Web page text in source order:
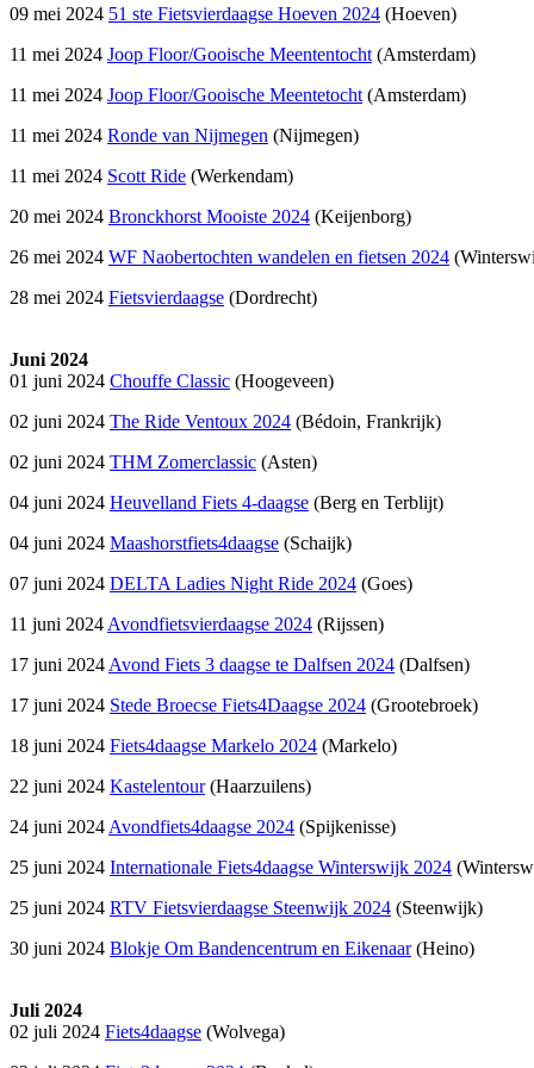
09 mei 2024 51 ste Fietsvierdaagse Hoeven 2024 (Hoeven)
11 mei 2024 Joop Floor/Gooische Meententocht (Amsterdam)
11 mei 2024 Joop Floor/Gooische Meentetocht (Amsterdam)
11 mei 2024 Ronde van Nijmegen (Nijmegen)
11 mei 2024 Scott Ride (Werkendam)
20 mei 2024 Bronckhorst Mooiste 2024 (Keijenborg)
26 mei 2024 WF Naobertochten wandelen en fietsen 2024
28 mei 2024 Fietsvierdaagse (Dordrecht)
Juni 2024
01 juni 2024 Chouffe Classic (Hoogeveen)
02 juni 2024 The Ride Ventoux 2024 (Bédoin, Frankrijk)
02 juni 2024 THM Zomerclassic (Asten)
04 juni 2024 Heuvelland Fiets 4-daagse (Berg en Terblijt)
04 juni 2024 Maashorstfiets4daagse (Schaijk)
07 juni 2024 DELTA Ladies Night Ride 2024 (Goes)
11 juni 2024 Avondfietsvierdaagse 2024 (Rijssen)
17 juni 2024 Avond Fiets 3 daagse te Dalfsen 2024 (Dalfsen)
17 juni 2024 Stede Broecse Fiets4Daagse 2024 (Grootebroek)
18 juni 2024 Fiets4daagse Markelo 2024 (Markelo)
22 juni 2024 Kastelentour(Haarzuilens)
24 juni 2024 Avondfiets4daagse 2024 (Spijkenisse)
25 juni 2024 Internationale Fiets4daagse Winterswijk 2024
25 juni 2024 RTV Fietsvierdaagse Steenwijk 2024 (Steenwijk)
30 juni 2024 Blokje Om Bandencentrum en Eikenaar(Heino)
Juli 2024
02 juli 2024 Fiets4daagse (Wolvega)